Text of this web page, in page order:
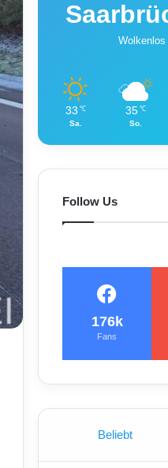
Wolkenlos
33 ℃
Sa.
35 ℃
So.
Follow Us
176k
Fans
Beliebt